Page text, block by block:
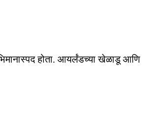
होता. आयर्लंडच्या खेळाडू आणि